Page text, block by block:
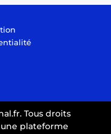
Tous droits
plateforme